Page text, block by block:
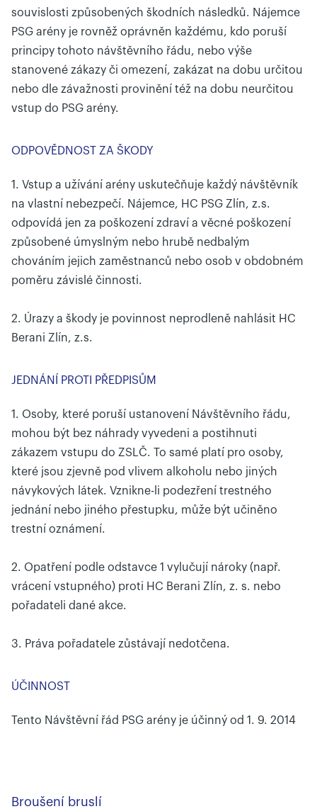
souvislosti způsobených škodních následků. Nájemce
PSG arény je rovněž oprávněn každému, kdo poruší
principy tohoto návštěvního řádu, nebo výše
stanovené zákazy či omezení, zakázat na dobu určitou
nebo dle závažnosti provinění též na dobu neurčitou
vstup do PSG arény.
ODPOVĚDNOST ZA ŠKODY
1. Vstup a užívání arény uskutečňuje každý návštěvník
na vlastní nebezpečí. Nájemce, HC PSG Zlín, z.s.
odpovídá jen za poškození zdraví a věcné poškození
způsobené úmyslným nebo hrubě nedbalým
chováním jejich zaměstnanců nebo osob v obdobném
poměru závislé činnosti.
2. Úrazy a škody je povinnost neprodleně nahlásit HC
Berani Zlín, z.s.
JEDNÁNÍ PROTI PŘEDPISŮM
1. Osoby, které poruší ustanovení Návštěvního řádu,
mohou být bez náhrady vyvedeni a postihnuti
zákazem vstupu do ZSLČ. To samé platí pro osoby,
které jsou zjevně pod vlivem alkoholu nebo jiných
návykových látek. Vznikne-li podezření trestného
jednání nebo jiného přestupku, může být učiněno
trestní oznámení.
2. Opatření podle odstavce 1 vylučují nároky (např.
vrácení vstupného) proti HC Berani Zlín, z. s. nebo
pořadateli dané akce.
3. Práva pořadatele zůstávají nedotčena.
ÚČINNOST
Tento Návštěvní řád PSG arény je účinný od 1. 9. 2014
Broušení bruslí